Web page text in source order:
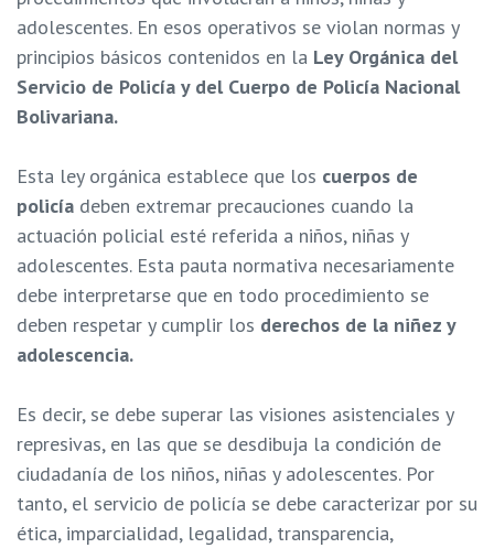
adolescentes. En esos operativos se violan normas y
principios básicos contenidos en la Ley Orgánica del
Servicio de Policía y del Cuerpo de Policía Nacional
Bolivariana.
Esta ley orgánica establece que los cuerpos de
policía deben extremar precauciones cuando la
actuación policial esté referida a niños, niñas y
adolescentes. Esta pauta normativa necesariamente
debe interpretarse que en todo procedimiento se
deben respetar y cumplir los derechos de la niñez y
adolescencia.
Es decir, se debe superar las visiones asistenciales y
represivas, en las que se desdibuja la condición de
ciudadanía de los niños, niñas y adolescentes. Por
tanto, el servicio de policía se debe caracterizar por su
ética, imparcialidad, legalidad, transparencia,